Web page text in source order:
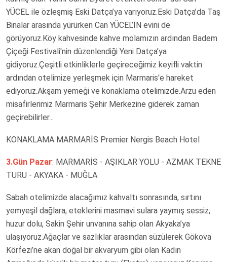
YÜCEL ile özleşmiş Eski Datça’ya varıyoruz.Eski Datça’da Taş
Binalar arasında yürürken Can YÜCEL’İN evini de
görüyoruz.Köy kahvesinde kahve molamızın ardından Badem
Çiçeği Festivali'nin düzenlendiği Yeni Datça’ya
gidiyoruz.Çeşitli etkinliklerle geçireceğimiz keyifli vaktin
ardından otelimize yerleşmek için Marmaris'e hareket
ediyoruz.Akşam yemeği ve konaklama otelimizde.Arzu eden
misafirlerimiz Marmaris Şehir Merkezine giderek zaman
geçirebilirler...
KONAKLAMA MARMARİS Premier Nergis Beach Hotel
3.Gün Pazar: MARMARİS - AŞIKLAR YOLU - AZMAK TEKNE
TURU - AKYAKA - MUĞLA
Sabah otelimizde alacağımız kahvaltı sonrasında, sırtını
yemyeşil dağlara, eteklerini masmavi sulara yaymış sessiz,
huzur dolu, Sakin Şehir unvanına sahip olan Akyaka’ya
ulaşıyoruz.Ağaçlar ve sazlıklar arasından süzülerek Gökova
Körfezi’ne akan doğal bir akvaryum gibi olan Kadın